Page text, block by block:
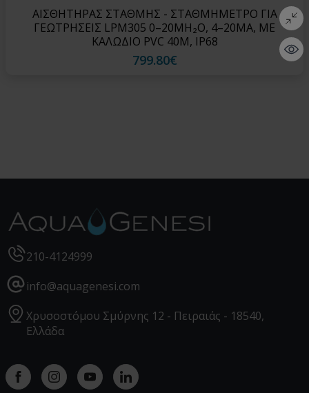
Quick
ΑΙΣΘΗΤΗΡΑΣ ΣΤΑΘΜΗΣ - ΣΤΑΘΜΗΜΕΤΡΟ ΓΙΑ
ΓΕΩΤΡΗΣΕΙΣ LPM305 0–20MH₂O, 4–20MA, ΜΕ
ΚΑΛΩΔΙΟ PVC 40M, IP68
799.80€
210-4124999
info@aquagenesi.com
Χρυσοστόμου Σμύρνης 12 - Πειραιάς - 18540,
Ελλάδα
Facebookinstagramyoutube linkedin